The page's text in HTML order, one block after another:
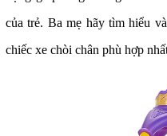
của trẻ. Ba mẹ hãy tìm hiểu
chiếc xe chòi chân phù hợp